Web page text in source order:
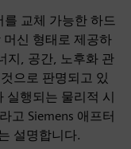
교체 가능한 하드
신 형태로 제공하
지, 공간, 노후화 관
으로 판명되고 있
실행되는 물리적 시
고 Siemens 애프터
설명합니다.